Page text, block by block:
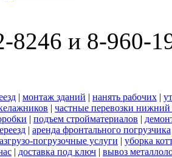
8246 и 8-960-
| монтаж зданий | нанять рабочих |
| частные перевозки нижний
| подъем стройматериалов |
| аренда фронтального погрузчика
погрузочные услуги | уборка
| доставка под ключ | вывоз